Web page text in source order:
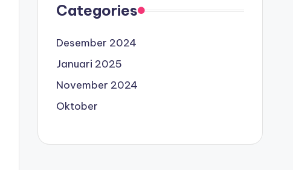
Categories
Desember 2024
Januari 2025
November 2024
Oktober